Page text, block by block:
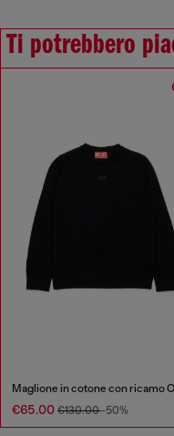
Ti potrebbero
€65.00 €130.00-50%